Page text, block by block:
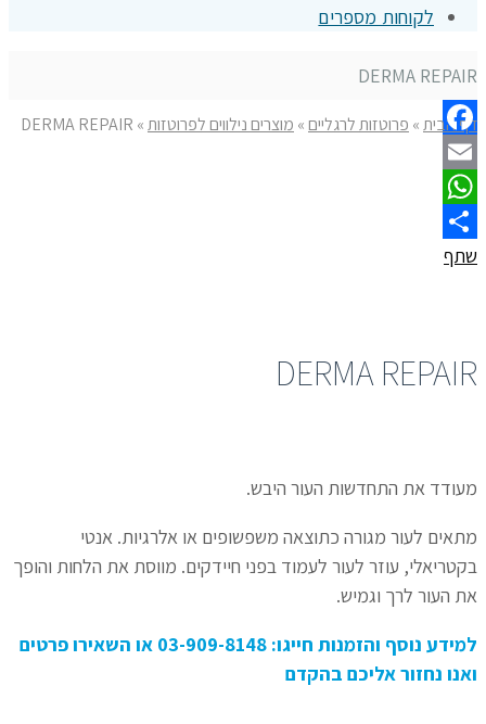
לקוחות מספרים
DERMA REPAIR
דף הבית» פרוטזות לרגליים» מוצרים נילווים לפרוטזות»
DERMA REPAIR
Facebook
Email
WhatsApp
שתף
DERMA REPAIR
מעודד את התחדשות העור היבש.
מתאים לעור מגורה כתוצאה משפשופים או אלרגיות. אנטי
בקטריאלי, עוזר לעור לעמוד בפני חיידקים. מווסת את הלחות והופך
את העור לרך וגמיש.
למידע נוסף והזמנות חייגו: 03-909-8148 או השאירו פרטים
ואנו נחזור אליכם בהקדם